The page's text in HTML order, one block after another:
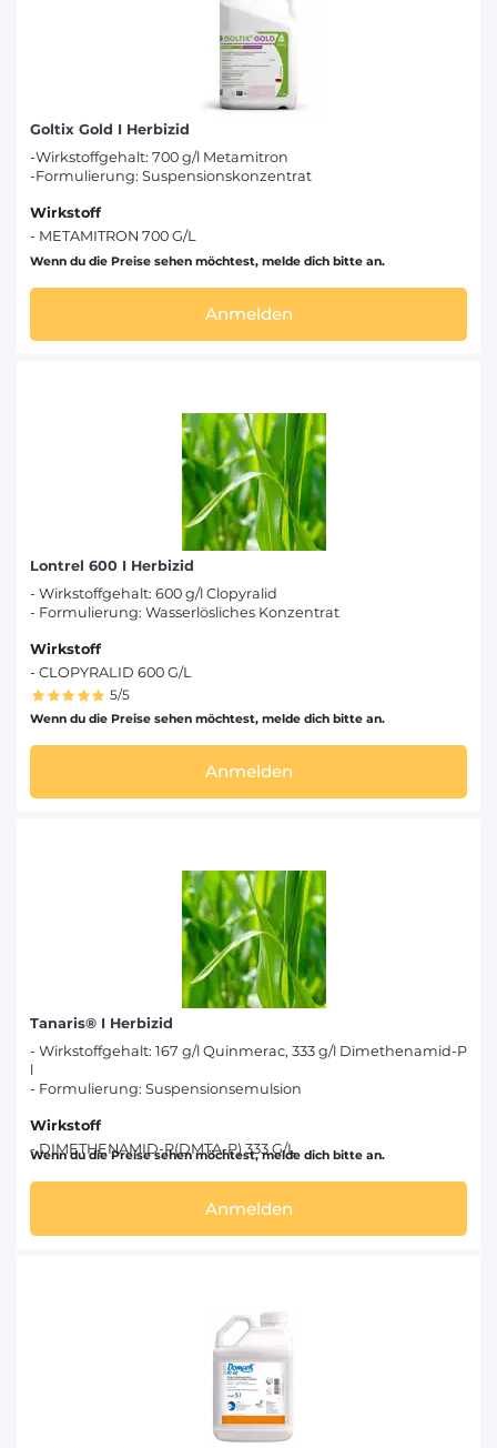
Goltix Gold I Herbizid
-Wirkstoffgehalt: 700 g/l Metamitron
-Formulierung: Suspensionskonzentrat
Wirkstoff
- METAMITRON 700 G/L
Wenn du die Preise sehen möchtest, melde dich bitte an.
Anmelden
Lontrel 600 I Herbizid
- Wirkstoffgehalt: 600 g/l Clopyralid
- Formulierung: Wasserlösliches Konzentrat
Wirkstoff
- CLOPYRALID 600 G/L
5/5
Wenn du die Preise sehen möchtest, melde dich bitte an.
Anmelden
Tanaris® I Herbizid
- Wirkstoffgehalt: 167 g/l Quinmerac, 333 g/l Dimethenamid-P
l
- Formulierung: Suspensionsemulsion
Wirkstoff
- DIMETHENAMID-P(DMTA-P) 333 G/L
Wenn du die Preise sehen möchtest, melde dich bitte an.
Anmelden